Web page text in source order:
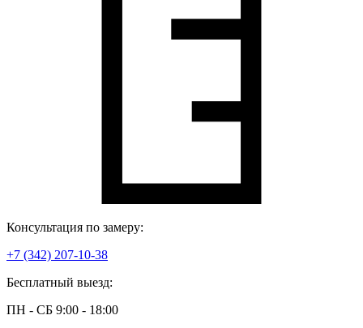
Консультация по замеру:
+7 (342) 207-10-38
Бесплатный выезд:
ПН - СБ 9:00 - 18:00